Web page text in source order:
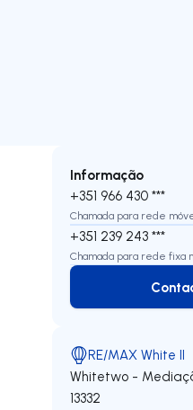
Informação
+351 966 430 ***
Chamada para rede
+351 239 243 ***
Chamada para rede fixa
RE/MAX White II
Whitetwo -
13332